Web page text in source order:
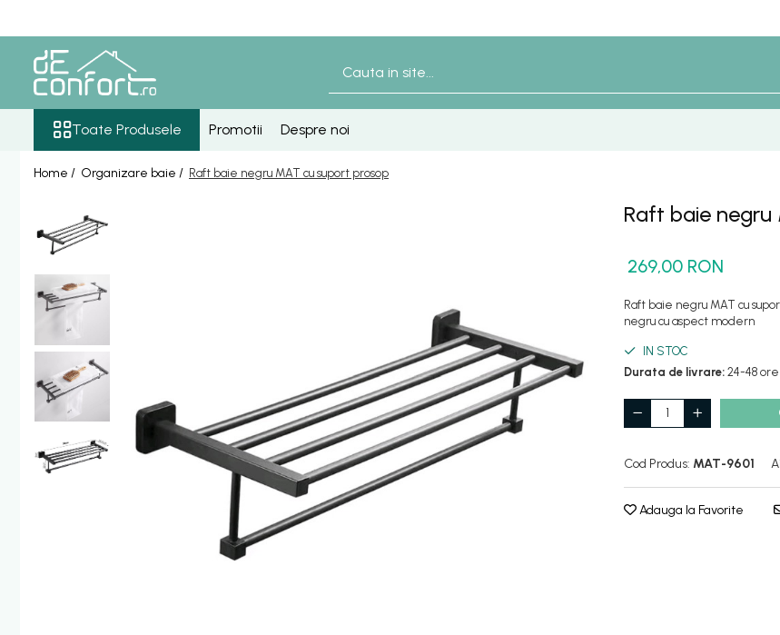
Toate Produsele
Baterii Sanitare
Senzori lavoar - pisoar
Baterie lavoar senzor
Baterie pisoar senzor
Baterii bronz antic
Baterie retro blat
Baterie bronz lavoar
Baterie bronz perete
Baterii lavoar
Baterie Bucatarie
Componente Dus
Furtun dus
Set dus complet echipat
Toate Produsele Promotii Despre noi
Home / Organizare baie / Raft baie negru MAT cu suport prosop
Raft baie
269,00 RON
Raft baie negru MAT cu
negru cu aspect modern
IN STOC
Durata de livrare: 24-48 ore
Cod Produs: MAT-9601
Adauga la Favorite